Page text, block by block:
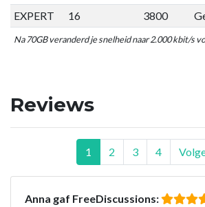
EXPERT 16 3800
Na 70GB veranderd je snelheid naar 2.000 kbit/s
Reviews
1 2 3 4
Anna gaf FreeDiscussions: